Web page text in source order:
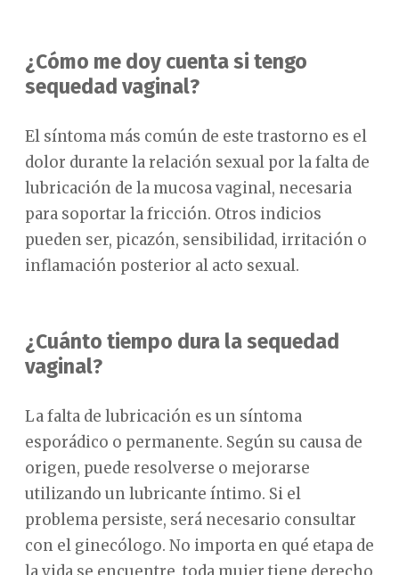
¿Cómo me doy cuenta si tengo
sequedad vaginal?
El síntoma más común de este trastorno es el
dolor durante la relación sexual por la falta de
lubricación de la mucosa vaginal, necesaria
para soportar la fricción. Otros indicios
pueden ser, picazón, sensibilidad, irritación o
inflamación posterior al acto sexual.
¿Cuánto tiempo dura la sequedad
vaginal?
La falta de lubricación es un síntoma
esporádico o permanente. Según su causa de
origen, puede resolverse o mejorarse
utilizando un lubricante íntimo. Si el
problema persiste, será necesario consultar
con el ginecólogo. No importa en qué etapa de